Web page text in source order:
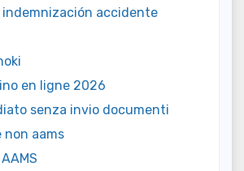
indemnización accidente
en ligne 2026
senza invio documenti
non aams